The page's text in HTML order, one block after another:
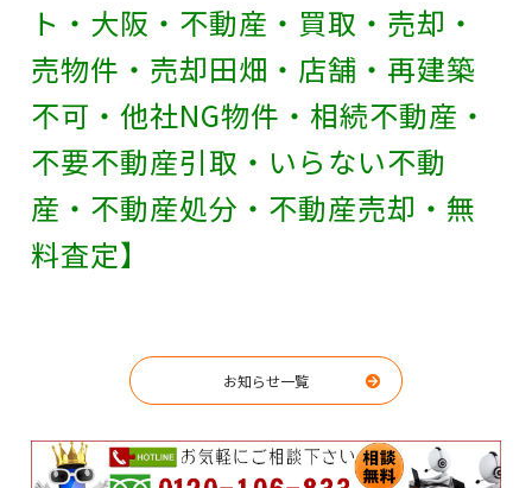
ト・大阪・不動産・買取・売却・
売物件・売却田畑・店舗・再建築
不可・他社NG物件・相続不動産・
不要不動産引取・いらない不動
産・不動産処分・不動産売却・無
料査定】
お知らせ一覧